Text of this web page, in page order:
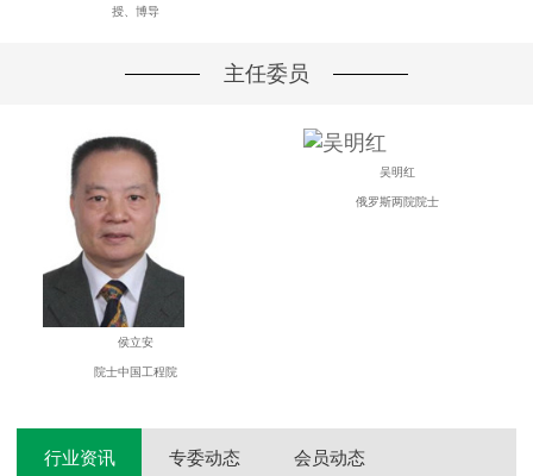
授、博导
主任委员
侯立安
院士中国工程院
吴明红
俄罗斯两院院士
行业资讯 专委动态 会员动态